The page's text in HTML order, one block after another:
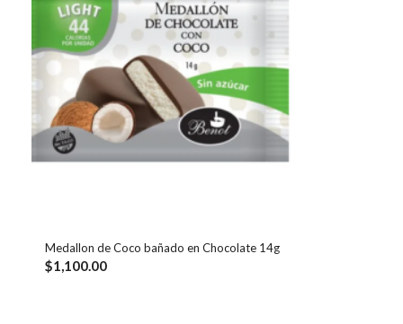
Medallon de Coco bañado en Chocolate 14g
$1,100.00